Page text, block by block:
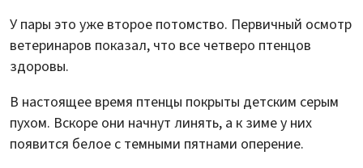
У пары это уже второе потомство. Первичный осмотр
ветеринаров показал, что все четверо птенцов
здоровы.
В настоящее время птенцы покрыты детским серым
пухом. Вскоре они начнут линять, а к зиме у них
появится белое с темными пятнами оперение.